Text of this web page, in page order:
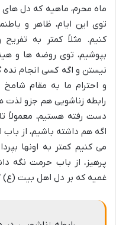
ماه محرم، ماهیه که دل
توی این ایام، ظاهر و
کنیم. مثلاً کمتر به
بپوشیم، توی روضه ها و
نیستن و اگه کسی انجام نده
و احترام ما به مقام
رابطه زناشویی هم جزو لذت
دست رفته هستیم، معمولاً
اگه هم داشته باشیم، از
می کنیم کمتر به اونها
پرهیز، از باب حرمت نگه
غمیه که بر دل اهل بیت (ع)